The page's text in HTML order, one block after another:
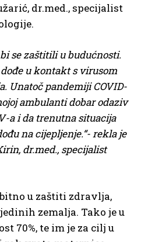
dr.med., specijalist
se zaštitili u budućnosti.
u kontakt s virusom
Unatoč pandemiji COVID-
ambulanti dobar odaziv
a i da trenutna situacija
na cijepljenje.“- rekla je
dr.med., specijalist
u zaštiti zdravlja,
zemalja. Tako je u
70%, te im je za cilj u